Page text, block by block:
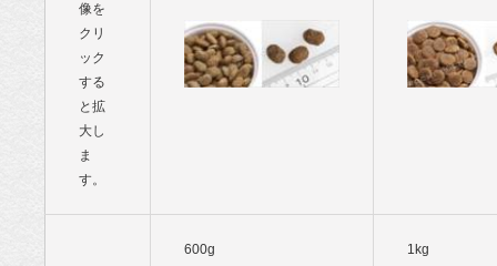
像を
クリ
ック
する
と拡
大し
ま
す。
600g 1kg